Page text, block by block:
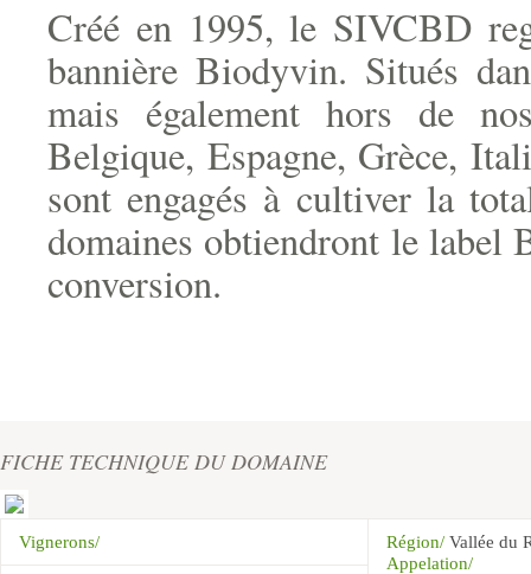
Créé en 1995, le SIVCBD
bannière Biodyvin. Situés
mais également hors de
Belgique, Espagne, Grèce,
sont engagés à cultiver la
domaines obtiendront le label
conversion.
FICHE TECHNIQUE DU DOMAINE
Vignerons/ Région/ Vallée du
Appelation/